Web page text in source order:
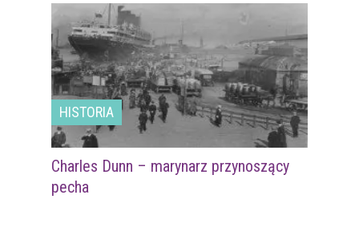
HISTORIA
Charles Dunn – marynarz przynoszący
pecha